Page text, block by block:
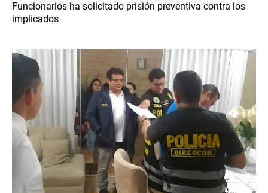
Funcionarios ha solicitado prisión preventiva contra los
implicados